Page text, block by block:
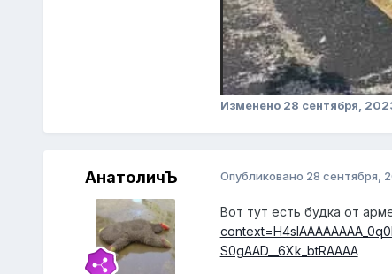
Изменено 28 сентября,
АнатоличЪ Опубликовано 28 сентября,
Вот тут есть будка от
S0gAAD__6Xk_btRAAAA